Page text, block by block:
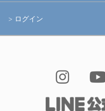
アクションカメラ(GoPro等)
水中用品
ログイン